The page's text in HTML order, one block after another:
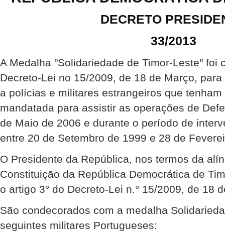
DECRETO
33/2013
A Medalha "Solidariedade de Timor-Leste" foi
Decreto-Lei no 15/2009, de 18 de Março,
a polícias e militares estrangeiros que
mandatada para assistir as operações de
de Maio de 2006 e durante o período de
entre 20 de Setembro de 1999 e 28 de
O Presidente da República, nos termos da
Constituição da República Democrática de
o artigo 3° do Decreto-Lei n.° 15/2009, de 18
São condecorados com a medalha
seguintes militares Portugueses: